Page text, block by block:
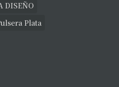
DISEÑO
Plata